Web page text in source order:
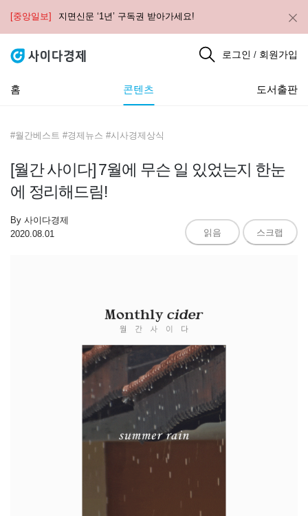
[중앙일보] 지면신문 ‘1년’ 구독권 받아가세요!
로그인 / 회원가입
홈 콘텐츠 도서출판
#월간베스트 #경제뉴스 #시사경제상식
[월간 사이다] 7월에 무슨 일 있었는지 한눈
에 정리해드림!
By 사이다경제
2020.08.01
읽음 스크랩